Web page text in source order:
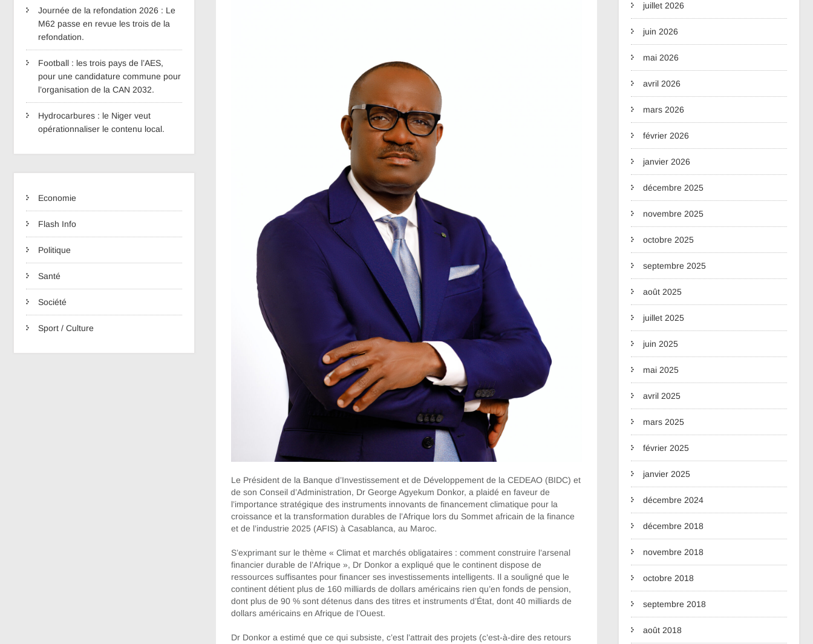
Journée de la refondation 2026 : Le
M62 passe en revue les trois de la
refondation.
Football : les trois pays de l’AES,
pour une candidature commune pour
l’organisation de la CAN 2032.
Hydrocarbures : le Niger veut
opérationnaliser le contenu local.
Economie
Flash Info
Politique
Santé
Société
Sport / Culture
Le Président de la Banque d’Investissement et de Développement de la CEDEAO (BIDC) et
de son Conseil d’Administration, Dr George Agyekum Donkor, a plaidé en faveur de
l’importance stratégique des instruments innovants de financement climatique pour la
croissance et la transformation durables de l’Afrique lors du Sommet africain de la finance
et de l’industrie 2025 (AFIS) à Casablanca, au Maroc.
S’exprimant sur le thème « Climat et marchés obligataires : comment construire l’arsenal
financier durable de l’Afrique », Dr Donkor a expliqué que le continent dispose de
ressources suffisantes pour financer ses investissements intelligents. Il a souligné que le
continent détient plus de 160 milliards de dollars américains rien qu’en fonds de pension,
dont plus de 90 % sont détenus dans des titres et instruments d’État, dont 40 milliards de
dollars américains en Afrique de l’Ouest.
Dr Donkor a estimé que ce qui subsiste, c’est l’attrait des projets (c’est-à-dire des retours
juillet 2026
juin 2026
mai 2026
avril 2026
mars 2026
février 2026
janvier 2026
décembre 2025
novembre 2025
octobre 2025
septembre 2025
août 2025
juillet 2025
juin 2025
mai 2025
avril 2025
mars 2025
février 2025
janvier 2025
décembre 2024
décembre 2018
novembre 2018
octobre 2018
septembre 2018
août 2018